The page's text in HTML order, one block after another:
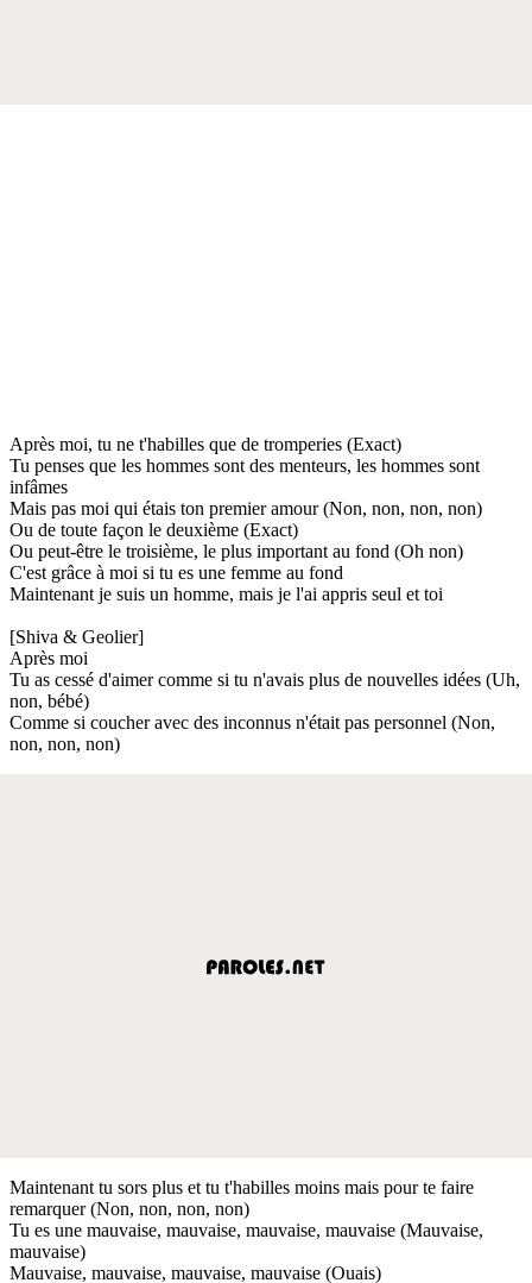
Après moi, tu ne t'habilles que de tromperies (Exact)
Tu penses que les hommes sont des menteurs, les hommes sont
infâmes
Mais pas moi qui étais ton premier amour (Non, non, non, non)
Ou de toute façon le deuxième (Exact)
Ou peut-être le troisième, le plus important au fond (Oh non)
C'est grâce à moi si tu es une femme au fond
Maintenant je suis un homme, mais je l'ai appris seul et toi
[Shiva & Geolier]
Après moi
Tu as cessé d'aimer comme si tu n'avais plus de nouvelles idées (Uh,
non, bébé)
Comme si coucher avec des inconnus n'était pas personnel (Non,
non, non, non)
Maintenant tu sors plus et tu t'habilles moins mais pour te faire
remarquer (Non, non, non, non)
Tu es une mauvaise, mauvaise, mauvaise, mauvaise (Mauvaise,
mauvaise)
Mauvaise, mauvaise, mauvaise, mauvaise (Ouais)